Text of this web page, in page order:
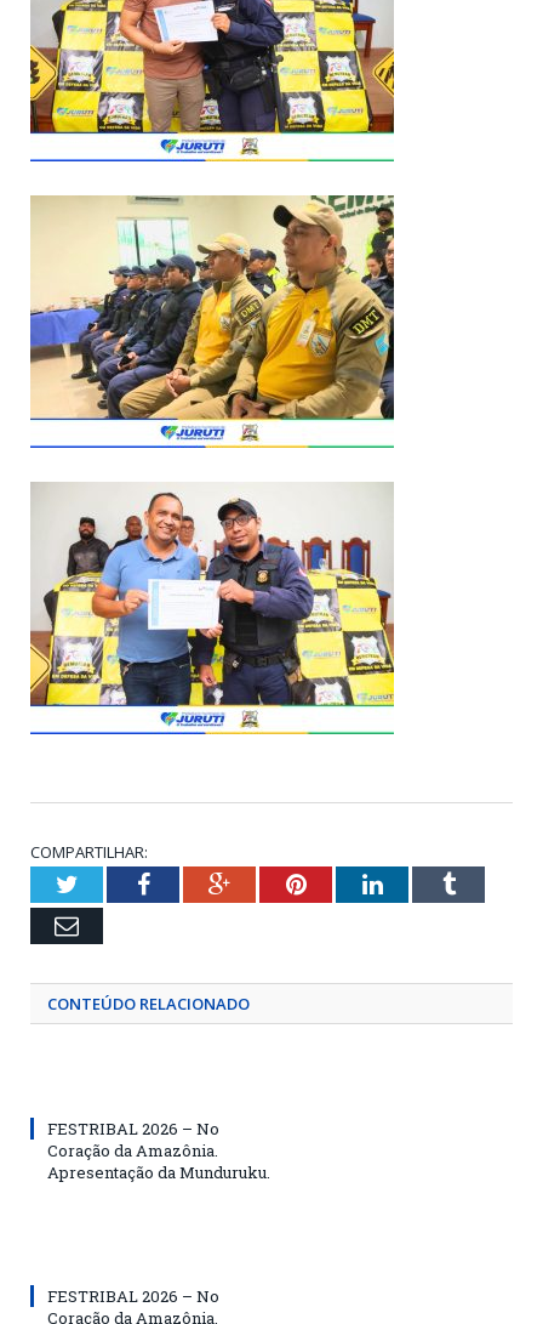
COMPARTILHAR:
TwitterFacebookGoogle+PinterestLinkedInTumblr
Email
CONTEÚDO RELACIONADO
FESTRIBAL 2026 – No
Coração da Amazônia.
Apresentação da Munduruku.
FESTRIBAL 2026 – No
Coração da Amazônia.